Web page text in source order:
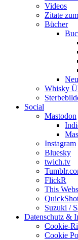
Videos
Zitate
Bücher
Whisky
Social
Mastodon
Instagram
Bluesky
twich.tv
FlickR
This
Suzuki /
Datenschutz &
Cookie-
Cookie